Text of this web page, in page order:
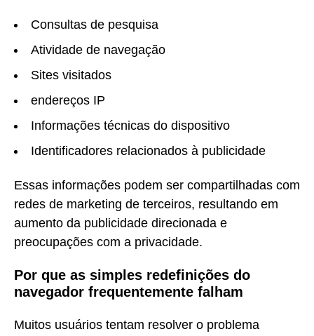
Consultas de pesquisa
Atividade de navegação
Sites visitados
endereços IP
Informações técnicas do dispositivo
Identificadores relacionados à publicidade
Essas informações podem ser compartilhadas com
redes de marketing de terceiros, resultando em
aumento da publicidade direcionada e
preocupações com a privacidade.
Por que as simples redefinições do
navegador frequentemente falham
Muitos usuários tentam resolver o problema